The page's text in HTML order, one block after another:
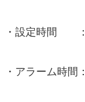
・設定時間 ：
・アラーム時間